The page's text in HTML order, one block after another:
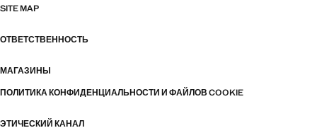
SITE MAP
ОТВЕТСТВЕННОСТЬ
МАГАЗИНЫ
ПОЛИТИКА КОНФИДЕНЦИАЛЬНОСТИ И ФАЙЛОВ COOKIE
ЭТИЧЕСКИЙ КАНАЛ